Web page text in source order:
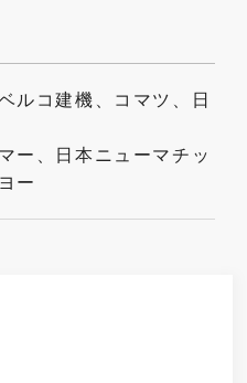
ルコ建機、コマツ、日
ー、日本ニューマチッ
ー